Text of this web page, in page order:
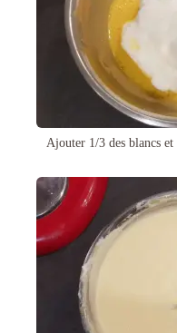
Ajouter 1/3 des blancs